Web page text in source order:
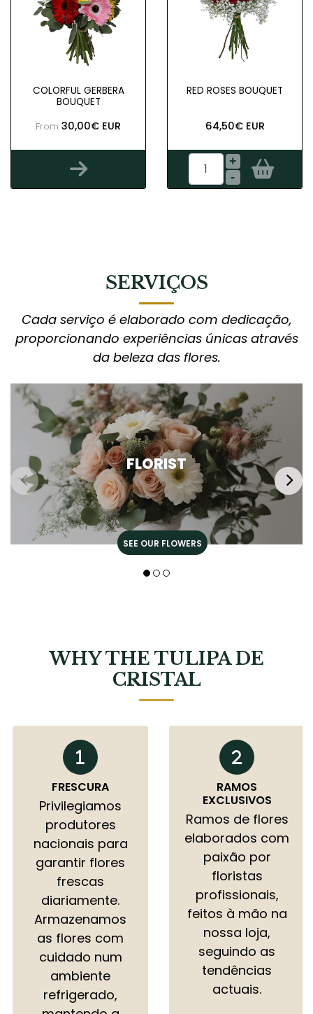
COLORFUL GERBERA
BOUQUET
From 30,00€ EUR
RED ROSES BOUQUET
64,50€ EUR
+
-
SERVIÇOS
Cada serviço é elaborado com dedicação,
proporcionando experiências únicas através
da beleza das flores.
FLORIST
SEE OUR FLOWERS
WHY THE TULIPA DE
CRISTAL
FRESCURA
Privilegiamos
produtores
nacionais para
garantir flores
frescas
diariamente.
Armazenamos
as flores com
cuidado num
ambiente
refrigerado,
RAMOS
EXCLUSIVOS
Ramos de flores
elaborados com
paixão por
floristas
profissionais,
feitos à mão na
nossa loja,
seguindo as
tendências
actuais.